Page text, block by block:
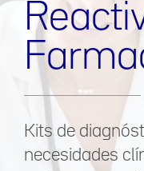
Kits de
necesidades